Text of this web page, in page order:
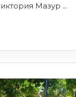
Мазур ...